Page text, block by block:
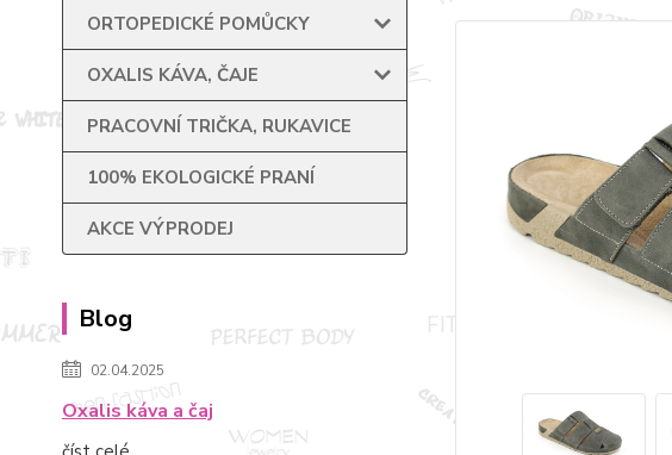
ORTOPEDICKÉ POMŮCKY
OXALIS KÁVA, ČAJE
PRACOVNÍ TRIČKA, RUKAVICE
100% EKOLOGICKÉ PRANÍ
AKCE VÝPRODEJ
Blog
02.04.2025
Oxalis káva a čaj